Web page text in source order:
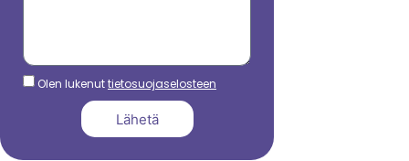
Olen lukenuttietosuojaselosteen
Lähetä